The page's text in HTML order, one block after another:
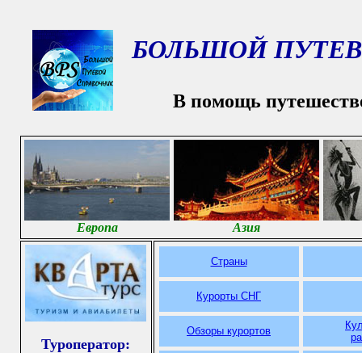
БОЛЬШОЙ
В помощь
Европа Азия
Туроператор:
Страны
Курорты СНГ
Обзоры курортов